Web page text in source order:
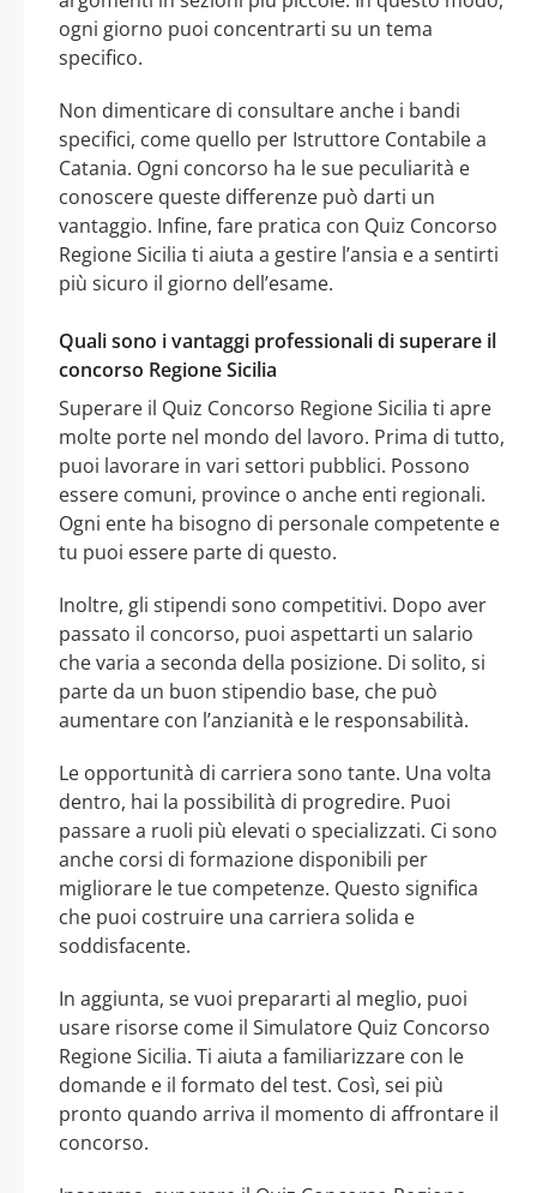
ogni giorno puoi concentrarti su un tema
specifico.
Non dimenticare di consultare anche i bandi
specifici, come quello per Istruttore Contabile a
Catania. Ogni concorso ha le sue peculiarità e
conoscere queste differenze può darti un
vantaggio. Infine, fare pratica con Quiz Concorso
Regione Sicilia ti aiuta a gestire l’ansia e a sentirti
più sicuro il giorno dell’esame.
Quali sono i vantaggi professionali di superare il
concorso Regione Sicilia
Superare il Quiz Concorso Regione Sicilia ti apre
molte porte nel mondo del lavoro. Prima di tutto,
puoi lavorare in vari settori pubblici. Possono
essere comuni, province o anche enti regionali.
Ogni ente ha bisogno di personale competente e
tu puoi essere parte di questo.
Inoltre, gli stipendi sono competitivi. Dopo aver
passato il concorso, puoi aspettarti un salario
che varia a seconda della posizione. Di solito, si
parte da un buon stipendio base, che può
aumentare con l’anzianità e le responsabilità.
Le opportunità di carriera sono tante. Una volta
dentro, hai la possibilità di progredire. Puoi
passare a ruoli più elevati o specializzati. Ci sono
anche corsi di formazione disponibili per
migliorare le tue competenze. Questo significa
che puoi costruire una carriera solida e
soddisfacente.
In aggiunta, se vuoi prepararti al meglio, puoi
usare risorse come il Simulatore Quiz Concorso
Regione Sicilia. Ti aiuta a familiarizzare con le
domande e il formato del test. Così, sei più
pronto quando arriva il momento di affrontare il
concorso.